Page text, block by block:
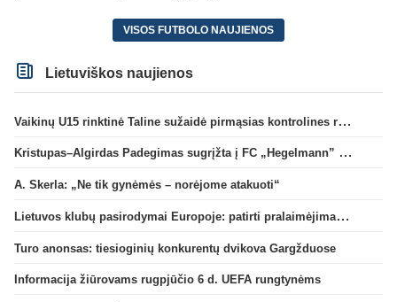
VISOS FUTBOLO NAUJIENOS
Lietuviškos naujienos
Vaikinų U15 rinktinė Taline sužaidė pirmąsias kontrolines rungtynes
Kristupas–Algirdas Padegimas sugrįžta į FC „Hegelmann” B sudėtį
A. Skerla: „Ne tik gynėmės – norėjome atakuoti“
Lietuvos klubų pasirodymai Europoje: patirti pralaimėjimai Kroatijos atstovams
Turo anonsas: tiesioginių konkurentų dvikova Gargžduose
Informacija žiūrovams rugpjūčio 6 d. UEFA rungtynėms